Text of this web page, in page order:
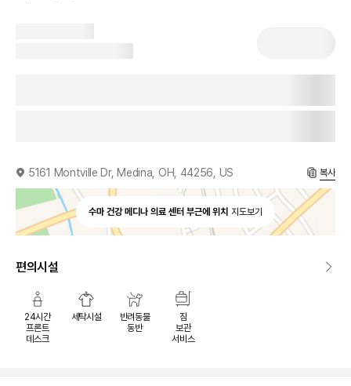
5161 Montville Dr, Medina, OH, 44256, US 복사
수마 건강 메디나 의료 센터 부근에 위치 지도보기
편의시설
24시간
프론트
데스크
세탁시설
반려동물
동반
짐
보관
서비스